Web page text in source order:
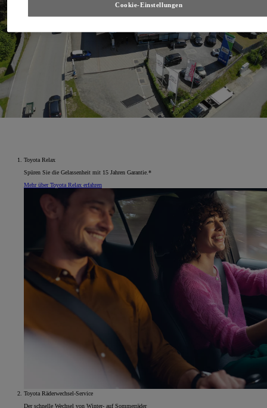
Toyota Relax
Spüren Sie die Gelassenheit mit 15 Jahren Garantie.*
Mehr über Toyota Relax erfahren
Toyota Räderwechsel-Service
Der schnelle Wechsel von Winter- auf Sommerräder
Cookie-Einstellungen